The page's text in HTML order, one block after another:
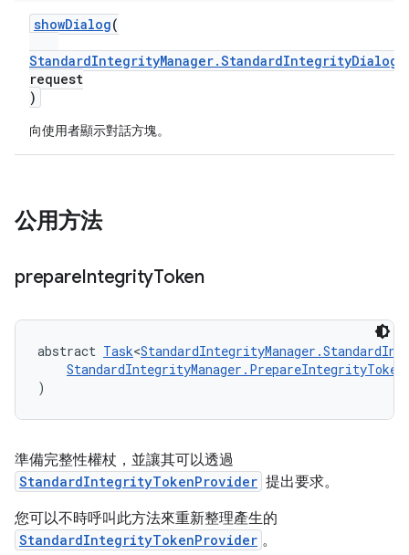
showDialog(
request
)
向使用者顯示對話方塊。
公用方法
prepareIntegrityToken
abstract Task<
)
準備完整性權杖，並讓其可以透過
StandardIntegrityTokenProvider 提出要求。
您可以不時呼叫此方法來重新整理產生的
StandardIntegrityTokenProvider 。